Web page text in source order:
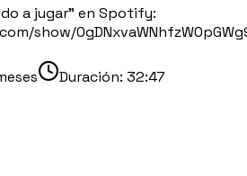
a jugar" en Spotify:
show/
Duración: 32:47